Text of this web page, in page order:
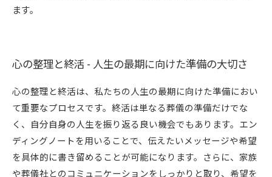
ます。
心の整理と終活 - 人生の最期に向けた準備の大切さ
心の整理と終活は、私たちの人生の最期に向けた準備におい
て重要なプロセスです。終活は単なる葬儀の準備だけでな
く、自分自身の人生を振り返る良い機会でもあります。エン
ディングノートを用いることで、伝えたいメッセージや希望
を具体的に書き留めることが可能になります。さらに、家族
や葬儀社とのコミュニケーションをしっかりと取り、希望を